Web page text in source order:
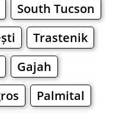
South Tucson
Trastenik
Gajah
Palmital